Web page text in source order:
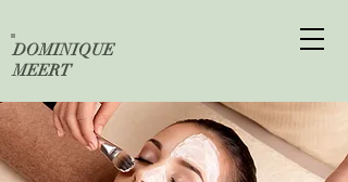
DOMINIQUE
MEERT